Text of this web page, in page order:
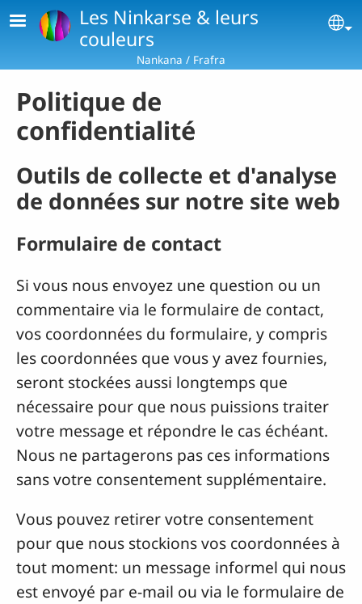
Aller au contenu principal
Les Ninkarse & leurs
couleurs
Nankana / Frafra
Politique de
confidentialité
Outils de collecte et d'analyse
de données sur notre site web
Formulaire de contact
Si vous nous envoyez une question ou un
commentaire via le formulaire de contact,
vos coordonnées du formulaire, y compris
les coordonnées que vous y avez fournies,
seront stockées aussi longtemps que
nécessaire pour que nous puissions traiter
votre message et répondre le cas échéant.
Nous ne partagerons pas ces informations
sans votre consentement supplémentaire.
Vous pouvez retirer votre consentement
pour que nous stockions vos coordonnées à
tout moment: un message informel qui nous
est envoyé par e-mail ou via le formulaire de